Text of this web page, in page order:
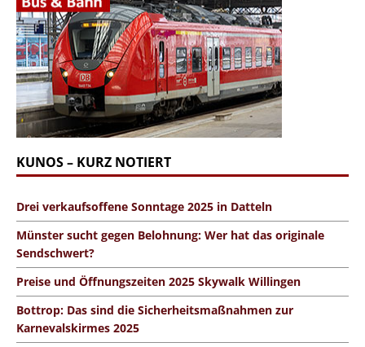
KUNOS – KURZ NOTIERT
Drei verkaufsoffene Sonntage 2025 in Datteln
Münster sucht gegen Belohnung: Wer hat das originale
Sendschwert?
Preise und Öffnungszeiten 2025 Skywalk Willingen
Bottrop: Das sind die Sicherheitsmaßnahmen zur
Karnevalskirmes 2025